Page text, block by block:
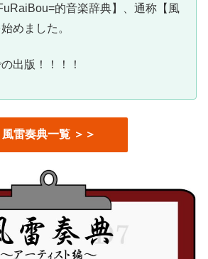
的音楽辞典】、通称【風
めました。
出版！！！！
風雷奏典一覧 ＞＞